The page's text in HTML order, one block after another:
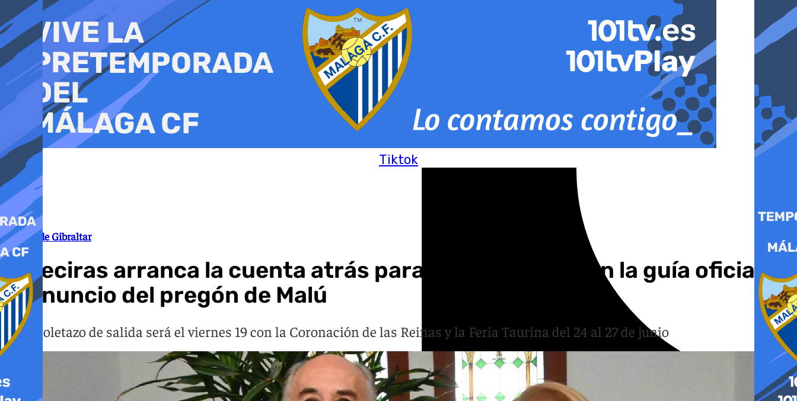
al
contenido
Tiktok
Campo de Gibraltar
Algeciras arranca la cuenta atrás para su Feria Real con la guía oficial y
el anuncio del pregón de Malú
El pistoletazo de salida será el viernes 19 con la Coronación de las Reinas y la Feria Taurina del 24 al 27 de junio